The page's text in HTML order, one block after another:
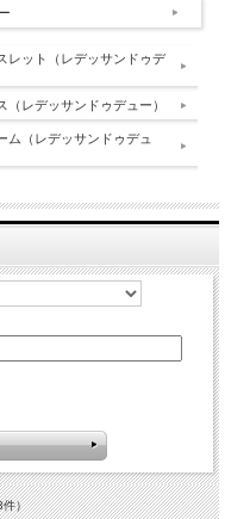
レット（レデッサンドゥデ
（レデッサンドゥデュー）
ム（レデッサンドゥデュ
件）